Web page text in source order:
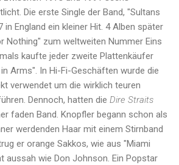
Die erste Single der Band, "Sultans
in England ein kleiner Hit. 4 Alben später
Nothing" zum weltweiten Nummer Eins
kaufte jeder zweite Plattenkäufer
Arms". In Hi-Fi-Geschäften wurde die
verwendet um die wirklich teuren
Dennoch, hatten die Dire Straits
faden Band. Knopfler begann schon als
werdenden Haar mit einem Stirnband
er orange Sakkos, wie aus "Miami
aussah wie Don Johnson. Ein Popstar